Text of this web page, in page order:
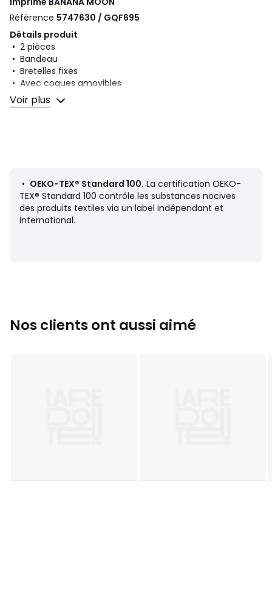
Référence 5747630 / GQF695
Détails produit
• 2 pièces
• Bandeau
• Bretelles fixes
• Avec coques amovibles
• Sans armatures
• Slip, culotte
• Pour l'entretien, merci de vous référer aux indications
figurant sur l'étiquette du produit
Voir plus
• OEKO-TEX® Standard 100. La certification OEKO-
TEX® Standard 100 contrôle les substances nocives
des produits textiles via un label indépendant et
international.
Nos clients ont aussi aimé